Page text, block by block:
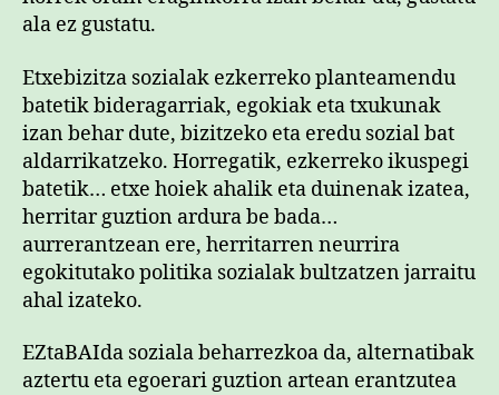
ala ez gustatu.
Etxebizitza sozialak ezkerreko planteamendu
batetik bideragarriak, egokiak eta txukunak
izan behar dute, bizitzeko eta eredu sozial bat
aldarrikatzeko. Horregatik, ezkerreko ikuspegi
batetik… etxe hoiek ahalik eta duinenak izatea,
herritar guztion ardura be bada…
aurrerantzean ere, herritarren neurrira
egokitutako politika sozialak bultzatzen jarraitu
ahal izateko.
EZtaBAIda soziala beharrezkoa da, alternatibak
aztertu eta egoerari guztion artean erantzutea